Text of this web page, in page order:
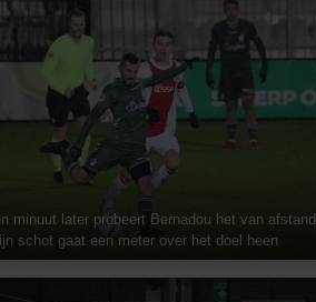
minuut later probeert Bernadou het van afstand,
schot gaat een meter over het doel heen